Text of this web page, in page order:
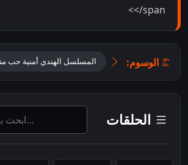
</span>
الوسوم: المسلسل الهندي أمنية حب
الحلقات